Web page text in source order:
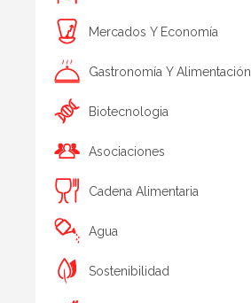
Mercados Y Economía
Gastronomía Y Alimentación
Biotecnologia
Asociaciones
Cadena Alimentaria
Agua
Sostenibilidad